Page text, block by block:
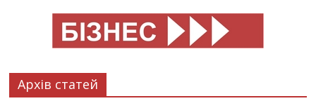
Архів статей